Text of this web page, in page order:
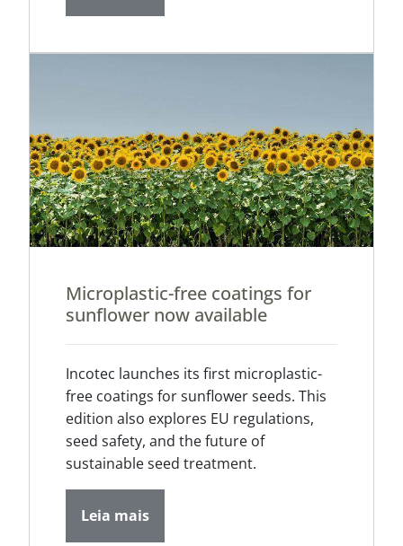
Microplastic-free coatings for
sunflower now available
Incotec launches its first microplastic-
free coatings for sunflower seeds. This
edition also explores EU regulations,
seed safety, and the future of
sustainable seed treatment.
Leia mais